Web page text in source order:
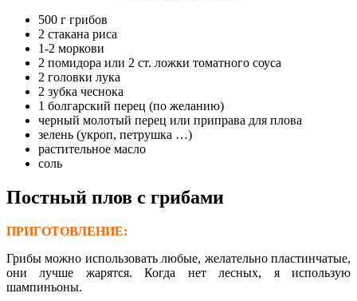
500 г грибов
2 стакана риса
1-2 моркови
2 помидора или 2 ст. ложки томатного соуса
2 головки лука
2 зубка чеснока
1 болгарский перец (по желанию)
черный молотый перец или приправа для плова
зелень (укроп, петрушка …)
растительное масло
соль
Постный плов с грибами
ПРИГОТОВЛЕНИЕ:
Грибы можно использовать любые, желательно пластинчатые,
они лучше жарятся. Когда нет лесных, я использую
шампиньоны.